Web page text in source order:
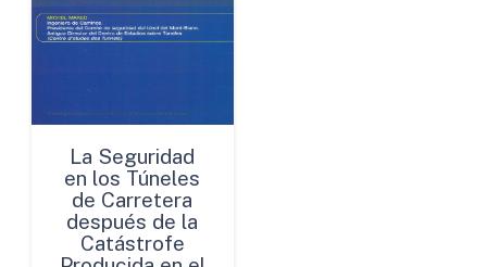
La Seguridad
en los Túneles
de Carretera
después de la
Catástrofe